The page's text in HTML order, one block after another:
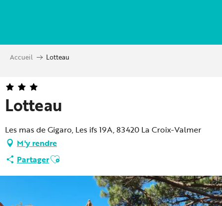
principal
Accueil Lotteau
Lotteau
Les mas de Gigaro, Les ifs 19A, 83420 La Croix-Valmer
M'y rendre
PartagerAjouter aux favoris